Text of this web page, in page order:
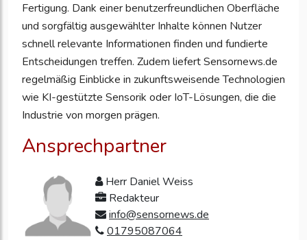
Fertigung. Dank einer benutzerfreundlichen Oberfläche
und sorgfältig ausgewählter Inhalte können Nutzer
schnell relevante Informationen finden und fundierte
Entscheidungen treffen. Zudem liefert Sensornews.de
regelmäßig Einblicke in zukunftsweisende Technologien
wie KI-gestützte Sensorik oder IoT-Lösungen, die die
Industrie von morgen prägen.
Ansprechpartner
Herr Daniel Weiss
Redakteur
info@sensornews.de
01795087064